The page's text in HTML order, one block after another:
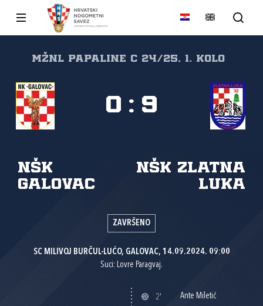
MŽNL PAPALINE C 24/25, 1. kolo
NŠK
Galovac
NŠK Zlatna
luka
0 : 9
ZAVRŠENO
SC MILIVOJ BURČUL-LUĆO, GALOVAC, 14.09.2024. 09:00
Suci: Lovre Paragvaj.
2'
Ante Miletić